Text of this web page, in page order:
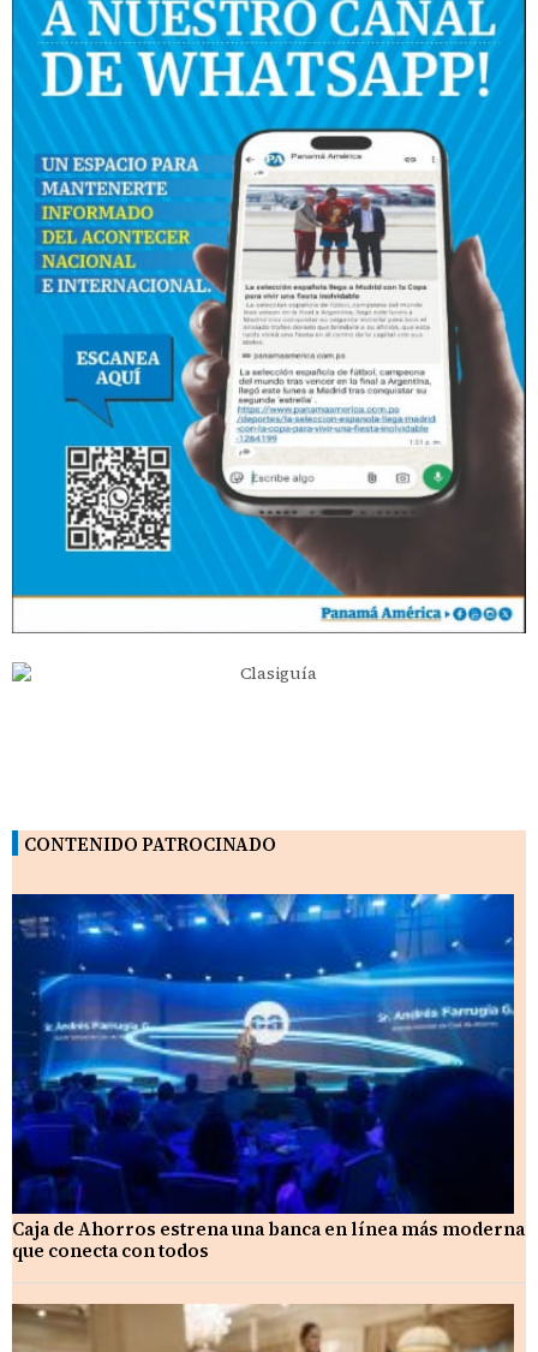
CONTENIDO PATROCINADO
Caja de Ahorros estrena una banca en línea más moderna
que conecta con todos